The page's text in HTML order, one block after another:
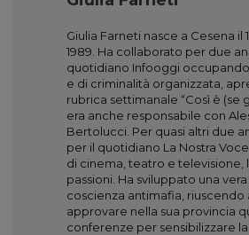
Giulia Farneti nasce a Cesena il
1989. Ha collaborato per due
quotidiano Infooggi
e di criminalità organizzata,
rubrica settimanale “Così è (se
era anche responsabile con
Bertolucci. Per quasi altri due
per il quotidiano La Nostra
di cinema, teatro e televisione,
passioni. Ha sviluppato una
coscienza antimafia, riuscendo
approvare nella sua provincia
conferenze per sensibilizzare